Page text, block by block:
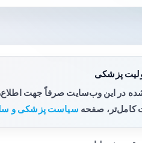
پزشکی
در این وب‌سایت صرفاً جهت
کامل‌تر، صفحه سیاست پزشکی و